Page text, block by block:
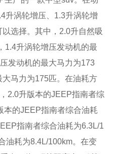
升涡轮增压、1.3升涡轮增
选择。其中，2.0升自然吸
1.4升涡轮增压发动机的最
发动机的最大马力为173
马力为175匹。在油耗方
2.0升版本的JEEP指南者综
本的JEEP指南者综合油耗
指南者综合油耗为6.3L/1
油耗为8.4L/100km。在变